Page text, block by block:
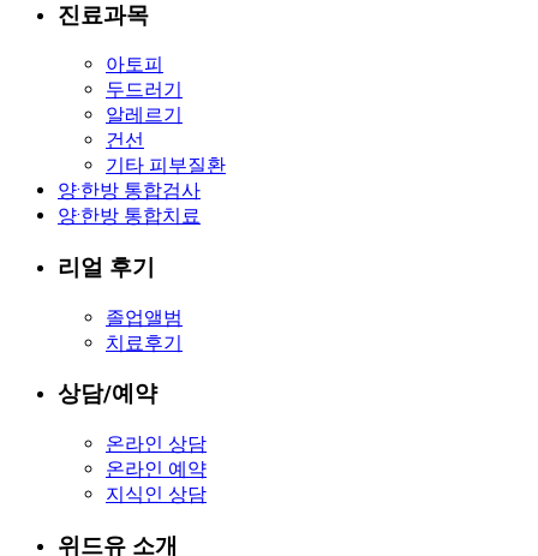
진료과목
아토피
두드러기
알레르기
건선
기타 피부질환
양·한방 통합검사
양·한방 통합치료
리얼 후기
졸업앨범
치료후기
상담/예약
온라인 상담
온라인 예약
지식인 상담
위드유 소개